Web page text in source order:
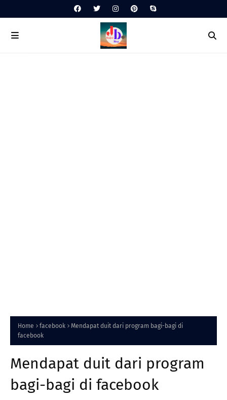
Home facebook
Mendapat duit dari program bagi-bagi di
facebook
Mendapat duit dari program
bagi-bagi di facebook